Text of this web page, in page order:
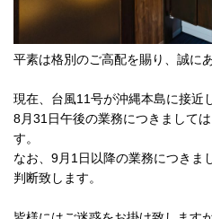
平素は格別のご高配を賜り、誠に
現在、台風11号が沖縄本島に接近
8月31日午後の業務につきまして
す。
なお、9月1日以降の業務につきま
判断致します。